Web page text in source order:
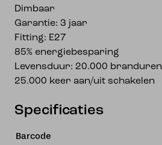
Dimbaar
Garantie: 3 jaar
Fitting: E27
85% energiebesparing
Levensduur: 20.000 branduren
25.000 keer aan/uit schakelen
Specificaties
Barcode